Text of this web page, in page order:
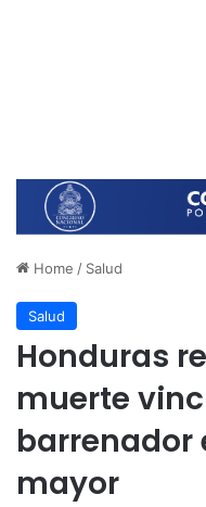
Home / Salud
Salud
Honduras
muerte
barrenador
mayor